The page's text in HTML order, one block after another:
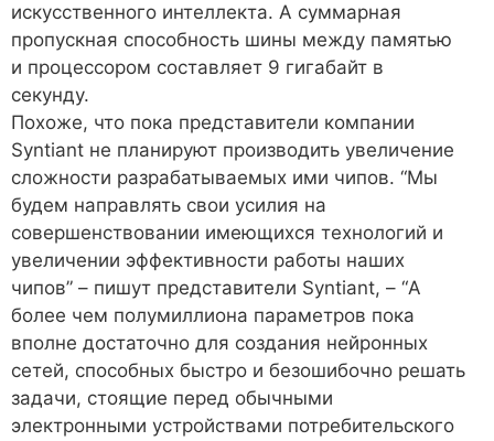
искусственного интеллекта. А суммарная
пропускная способность шины между памятью
и процессором составляет 9 гигабайт в
секунду.
Похоже, что пока представители компании
Syntiant не планируют производить увеличение
сложности разрабатываемых ими чипов. “Мы
будем направлять свои усилия на
совершенствовании имеющихся технологий и
увеличении эффективности работы наших
чипов” – пишут представители Syntiant, – “А
более чем полумиллиона параметров пока
вполне достаточно для создания нейронных
сетей, способных быстро и безошибочно решать
задачи, стоящие перед обычными
электронными устройствами потребительского